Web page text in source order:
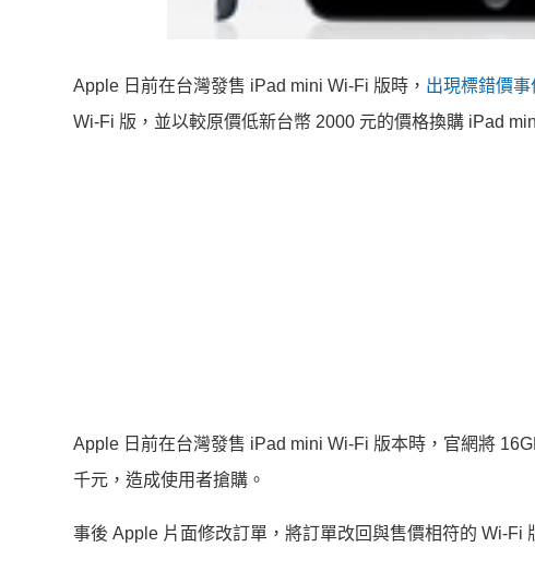
Apple 日前在台灣發售 iPad mini Wi-Fi 版時， 出現標錯價事
Wi-Fi 版，並以較原價低新台幣 2000 元的價格換購 iPad
Apple 日前在台灣發售 iPad mini Wi-Fi 版本時，官網將
千元，造成使用者搶購。
事後 Apple 片面修改訂單，將訂單改回與售價相符的 Wi-Fi